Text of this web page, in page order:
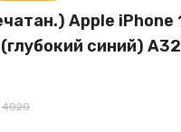
Apple iPhone
синий)
4020